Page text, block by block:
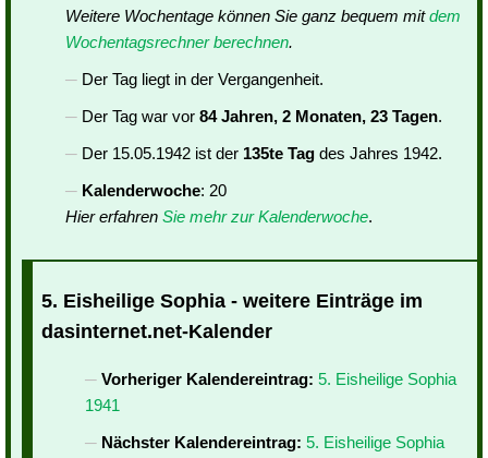
Weitere Wochentage können Sie ganz bequem mitdem
Wochentagsrechner berechnen.
Der Tag liegt in der Vergangenheit.
Der Tag war vor 84 Jahren, 2 Monaten, 23 Tagen.
Der 15.05.1942 ist der 135te Tag des Jahres 1942.
Kalenderwoche: 20
Hier erfahren Sie mehr zur Kalenderwoche.
5. Eisheilige Sophia - weitere Einträge im
dasinternet.net-Kalender
Vorheriger Kalendereintrag: 5. Eisheilige Sophia
1941
Nächster Kalendereintrag: 5. Eisheilige Sophia